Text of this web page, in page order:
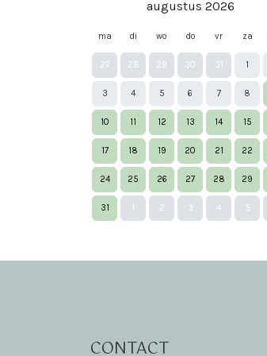
augustus 2026
ma di wo do vr za
27 28 29 30 31 1
3 4 5 6 7 8
10 11 12 13 14 15
17 18 19 20 21 22
24 25 26 27 28 29
31 2 3 4 5
CONTACT